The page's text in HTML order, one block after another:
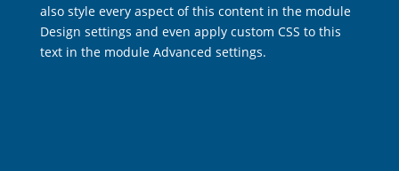
also style every aspect of this content in the module
Design settings and even apply custom CSS to this
text in the module Advanced settings.